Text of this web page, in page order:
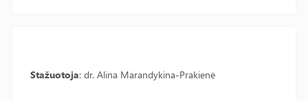
Stažuotoja: dr. Alina Marandykina-Prakienė